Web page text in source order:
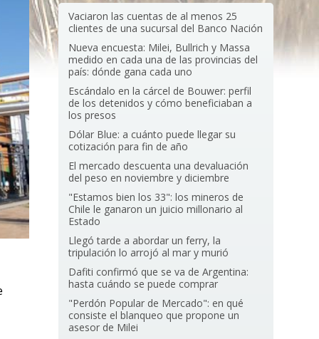
Vaciaron las cuentas de al menos 25
clientes de una sucursal del Banco Nación
Nueva encuesta: Milei, Bullrich y Massa
medido en cada una de las provincias del
país: dónde gana cada uno
Escándalo en la cárcel de Bouwer: perfil
de los detenidos y cómo beneficiaban a
los presos
Dólar Blue: a cuánto puede llegar su
cotización para fin de año
El mercado descuenta una devaluación
del peso en noviembre y diciembre
"Estamos bien los 33": los mineros de
Chile le ganaron un juicio millonario al
Estado
Llegó tarde a abordar un ferry, la
tripulación lo arrojó al mar y murió
Dafiti confirmó que se va de Argentina:
hasta cuándo se puede comprar
"Perdón Popular de Mercado": en qué
consiste el blanqueo que propone un
asesor de Milei